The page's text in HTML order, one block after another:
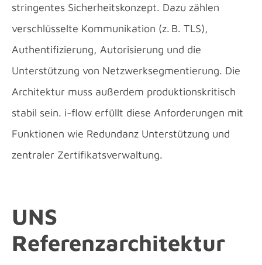
stringentes Sicherheitskonzept. Dazu zählen
verschlüsselte Kommunikation (z. B. TLS),
Authentifizierung, Autorisierung und die
Unterstützung von Netzwerksegmentierung. Die
Architektur muss außerdem produktionskritisch
stabil sein. i-flow erfüllt diese Anforderungen mit
Funktionen wie Redundanz Unterstützung und
zentraler Zertifikatsverwaltung.
UNS
Referenzarchitektur